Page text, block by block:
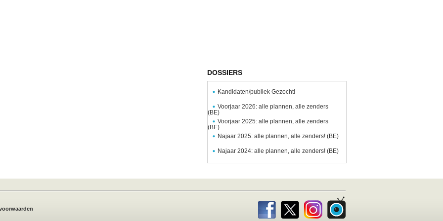
DOSSIERS
Kandidaten/publiek Gezocht!
Voorjaar 2026: alle plannen, alle zenders
(BE)
Voorjaar 2025: alle plannen, alle zenders
(BE)
Najaar 2025: alle plannen, alle zenders! (BE)
Najaar 2024: alle plannen, alle zenders! (BE)